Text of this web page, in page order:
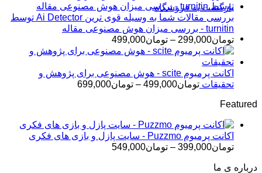
بازگشت به فروشگاه
تومان199,000
تا
تومان499,000
بررسی مقالات شما به وسیله قوی ترین Ai Detector توسط
turnitin - بررسی میزان هوش مصنوعی مقاله
تومان299,000
– تومان499,000محدوده
قیمت:
تا
تومان499,000
اکانت پرمیوم scite - هوش مصنوعی برای پژوهش و
تحقیقات تومان499,000
– تومان699,000محدوده
تومان699,000
Featured
اکانت پرمیوم Puzzmo - سایت پازل و بازی های فکری
تومان399,000
– تومان549,000
درباره ی ما